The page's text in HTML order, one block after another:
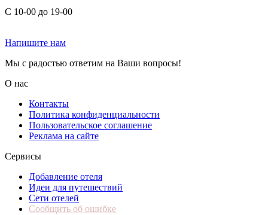
С 10-00 до 19-00
Напишите нам
Мы с радостью ответим на Ваши вопросы!
О нас
Контакты
Политика конфиденциальности
Пользовательское соглашение
Реклама на сайте
Сервисы
Добавление отеля
Идеи для путешествий
Сети отелей
Сообщить об ошибке